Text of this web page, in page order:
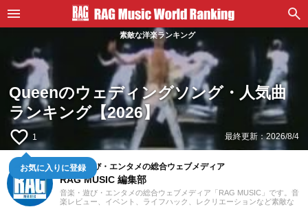
素敵な洋楽ランキング
Queenのウェディングソング・人気曲
ランキング【2026】
favorite_border 1
お気に入りに登録
最終更新：2026/8/4
音楽・遊び・エンタメの総合ウェブメディア
RAG MUSIC 編集部
音楽・遊び・エンタメの総合ウェブメディア「RAG MUSIC」です。音
楽レビュー、イベント、ライフハック、レクリエーションなど素敵な